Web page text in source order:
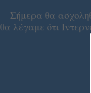
Σήμερα θα
θα λέγαμε ότι